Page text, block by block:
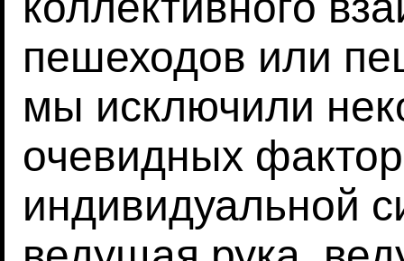
пешеходов или
мы исключили
очевидных
индивидуальной